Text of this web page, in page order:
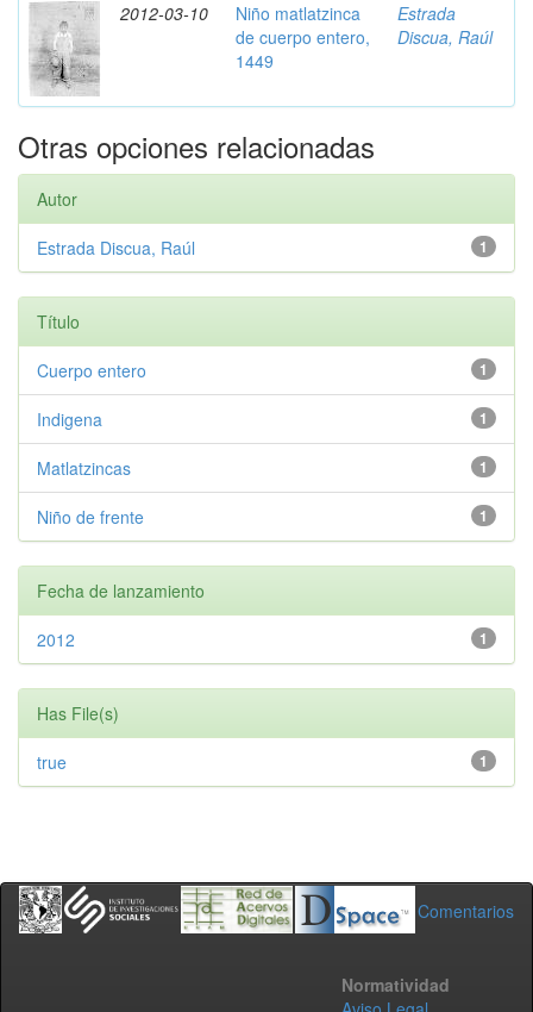
2012-03-10
Niño matlatzinca
de cuerpo entero,
1449
Estrada
Discua, Raúl
Otras opciones relacionadas
Autor
1
Estrada Discua, Raúl
Título
1
Cuerpo entero
1
Indigena
1
Matlatzincas
1
Niño de frente
Fecha de lanzamiento
1
2012
Has File(s)
1
true
Comentarios
Normatividad